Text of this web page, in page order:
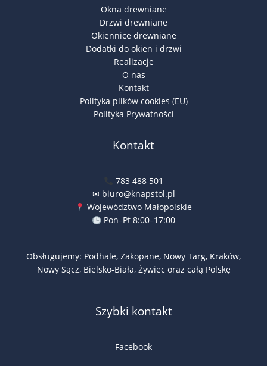
Okna drewniane
Drzwi drewniane
Okiennice drewniane
Dodatki do okien i drzwi
Realizacje
O nas
Kontakt
Polityka plików cookies (EU)
Polityka Prywatności
Kontakt
783 488 501
✉ biuro@knapstol.pl
Województwo Małopolskie
Pon–Pt 8:00–17:00
Obsługujemy: Podhale, Zakopane, Nowy Targ, Kraków,
Nowy Sącz, Bielsko-Biała, Żywiec oraz całą Polskę
Szybki kontakt
Facebook